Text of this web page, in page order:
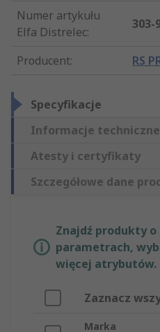
Numer artykułu
Elfa Distrelec:
303-
Producent: RS
Specyfikacje
Informacje techniczne
Atesty i certyfikaty
Szczegółowe dane
Znajdź produkty o
parametrach,
więcej atrybutów.
Zaznacz
Marka